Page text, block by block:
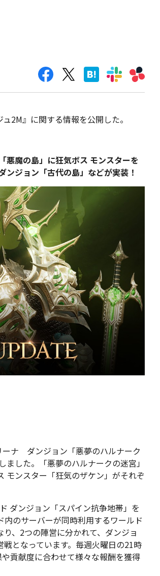
2M』に関する情報を公開した。
魔の島」に狂気ボス モンスターを
ジョン「古代の島」などが実装！
ナ ダンジョン「悪夢のハルナーク
した。「悪夢のハルナークの迷宮」
モンスター「狂気のザケン」がそれぞ
ダンジョン「スパイン抗争地帯」を
のサーバーが同時利用するワールド
、2つの陣営に分かれて、ダンジョ
となっています。毎週火曜日の21時
貢献度に合わせて様々な報酬を獲得